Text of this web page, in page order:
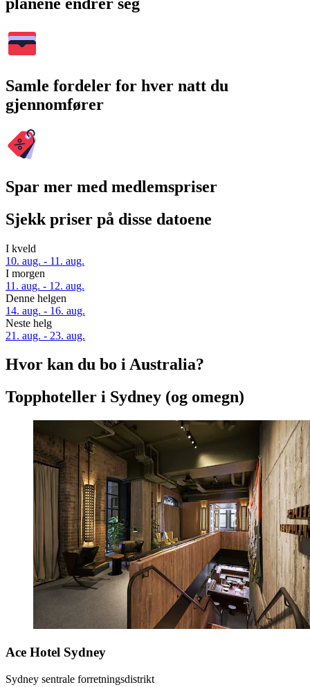
Samle fordeler for hver natt du
gjennomfører
Spar mer med medlemspriser
Sjekk priser på disse datoene
I kveld
10. aug. - 11. aug.
I morgen
11. aug. - 12. aug.
Denne helgen
14. aug. - 16. aug.
Neste helg
21. aug. - 23. aug.
Hvor kan du bo i Australia?
Topphoteller i Sydney (og omegn)
Ace Hotel Sydney
Sydney sentrale forretningsdistrikt